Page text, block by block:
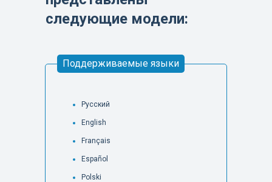
следующие модели:
Русский
English
Français
Español
Polski
Поддерживаемые языки